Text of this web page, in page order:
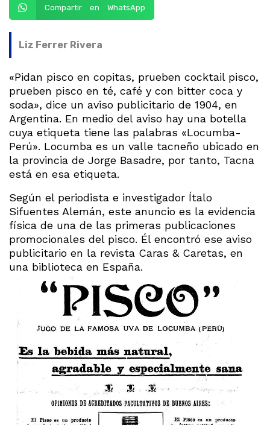
Compartir en WhatsApp
Liz Ferrer Rivera
«Pidan pisco en copitas, prueben cocktail pisco,
prueben pisco en té, café y con bitter coca y
soda», dice un aviso publicitario de 1904, en
Argentina. En medio del aviso hay una botella
cuya etiqueta tiene las palabras «Locumba-
Perú». Locumba es un valle tacneño ubicado en
la provincia de Jorge Basadre, por tanto, Tacna
está en esa etiqueta.
Según el periodista e investigador Ítalo
Sifuentes Alemán, este anuncio es la evidencia
física de una de las primeras publicaciones
promocionales del pisco. Él encontró ese aviso
publicitario en la revista Caras & Caretas, en
una biblioteca en España.